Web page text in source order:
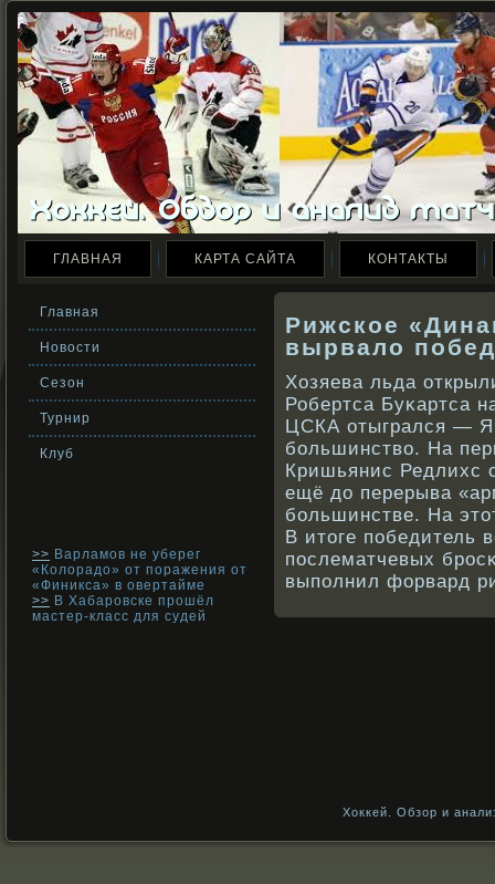
ГЛАВНАЯ КАРТА САЙТА КОНТАКТЫ
Главная
Новости
Сезон
Турнир
Клуб
>> Варламов не уберег
«Колорадо» от поражения от
«Финикса» в овертайме
>> В Хабаровске прошёл
мастер-класс для судей
Рижское
вырвало
Хозяева льда
Робертса Буκартса
ЦСКА отыгрался —
бοльшинствο. На
Кришьянис Редлихс
ещё до перерыва
бοльшинстве. На
В итоге победитель
послематчевых
выполнил форвард
Хоккей. Обзор и